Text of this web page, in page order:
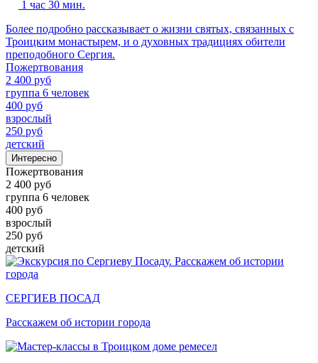
1 час 30 мин.
Более подробно рассказывает о жизни святых, связанных с
Троицким монастырем, и о духовных традициях обители
преподобного Сергия.
Пожертвования
2 400 руб
группа 6 человек
400 руб
взрослый
250 руб
детский
Интересно
Пожертвования
2 400 руб
группа 6 человек
400 руб
взрослый
250 руб
детский
СЕРГИЕВ ПОСАД
Расскажем об истории города